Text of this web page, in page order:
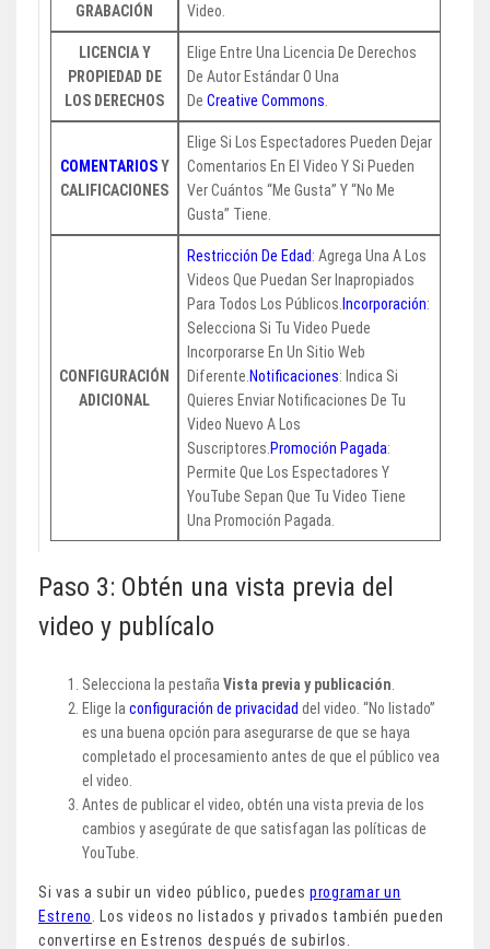
GRABACIÓN
Video.
LICENCIA Y
PROPIEDAD DE
LOS DERECHOS
Elige Entre Una Licencia De Derechos
De Autor Estándar O Una
De Creative Commons
COMENTARIOSY
CALIFICACIONES
Elige Si Los Espectadores Pueden Dejar
Comentarios En El Video Y Si Pueden
Ver Cuántos “Me Gusta” Y “No Me
Gusta” Tiene.
CONFIGURACIÓN
ADICIONAL
Restricción De Edad: Agrega Una A Los
Videos Que Puedan Ser Inapropiados
Para Todos Los Públicos. Incorporación:
Selecciona Si Tu Video Puede
Incorporarse En Un Sitio Web
Diferente. Notificaciones: Indica Si
Quieres Enviar Notificaciones De Tu
Video Nuevo A Los
Suscriptores. Promoción Pagada:
Permite Que Los Espectadores Y
YouTube Sepan Que Tu Video Tiene
Una Promoción Pagada.
Paso 3: Obtén una vista previa del
video y publícalo
Selecciona la pestaña Vista previa y publicación
Elige la configuración de privacidad del video. “No listado”
es una buena opción para asegurarse de que se haya
completado el procesamiento antes de que el público vea
el video.
Antes de publicar el video, obtén una vista previa de los
cambios y asegúrate de que satisfagan las políticas de
YouTube.
Si vas a subir un video público, puedes programar un
Estreno
. Los videos no listados y privados también pueden
convertirse en Estrenos después de subirlos.